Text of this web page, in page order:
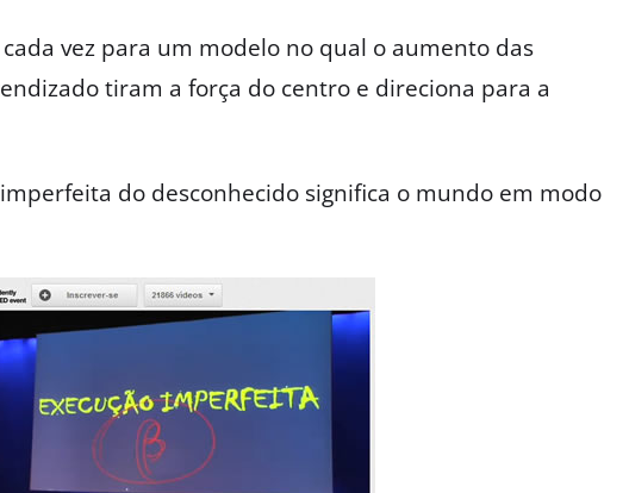
vez para um modelo no qual o aumento das
tiram a força do centro e direciona para a
do desconhecido significa o mundo em modo